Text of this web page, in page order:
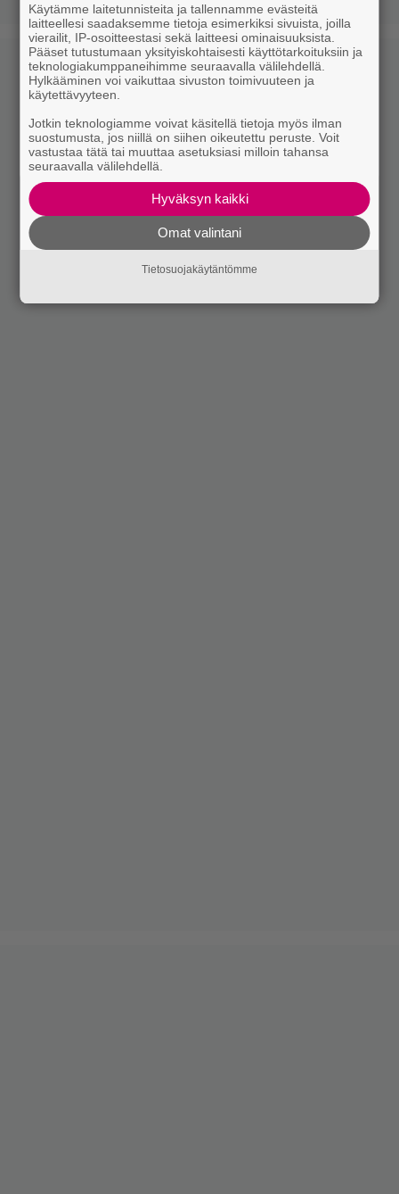
Käytämme laitetunnisteita ja tallennamme evästeitä
laitteellesi saadaksemme tietoja esimerkiksi sivuista, joilla
vierailit, IP-osoitteestasi sekä laitteesi ominaisuuksista.
Pääset tutustumaan yksityiskohtaisesti käyttötarkoituksiin ja
teknologiakumppaneihimme seuraavalla välilehdellä.
Hylkääminen voi vaikuttaa sivuston toimivuuteen ja
käytettävyyteen.
Jotkin teknologiamme voivat käsitellä tietoja myös ilman
suostumusta, jos niillä on siihen oikeutettu peruste. Voit
vastustaa tätä tai muuttaa asetuksiasi milloin tahansa
seuraavalla välilehdellä.
Hyväksyn kaikki
Omat valintani
Tietosuojakäytäntömme